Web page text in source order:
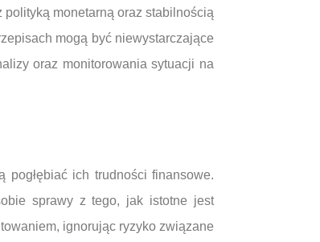
monetarną oraz stabilnością
mogą być niewystarczające
oraz monitorowania sytuacji na
ich trudności finansowe.
sprawy z tego, jak istotne jest
ignorując ryzyko związane